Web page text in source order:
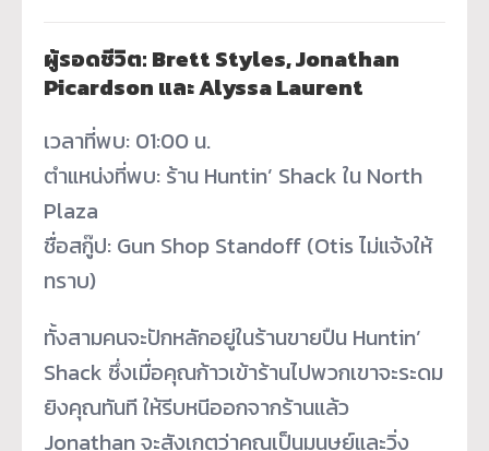
ผู้รอดชีวิต: Brett Styles, Jonathan
Picardson และ Alyssa Laurent
เวลาที่พบ: 01:00 น.
ตำแหน่งที่พบ: ร้าน Huntin’ Shack ใน North
Plaza
ชื่อสกู๊ป: Gun Shop Standoff (Otis ไม่แจ้งให้
ทราบ)
ทั้งสามคนจะปักหลักอยู่ในร้านขายปืน Huntin’
Shack ซึ่งเมื่อคุณก้าวเข้าร้านไปพวกเขาจะระดม
ยิงคุณทันที ให้รีบหนีออกจากร้านแล้ว
Jonathan จะสังเกตว่าคุณเป็นมนุษย์และวิ่ง